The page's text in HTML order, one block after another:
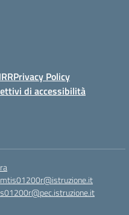
Privacy Policy
di accessibilità
mtis01200r@istruzione.it